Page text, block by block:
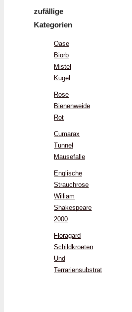
zufällige
Kategorien
Oase
Biorb
Mistel
Kugel
Rose
Bienenweide
Rot
Cumarax
Tunnel
Mausefalle
Englische
Strauchrose
William
Shakespeare
2000
Floragard
Schildkroeten
Und
Terrariensubstrat